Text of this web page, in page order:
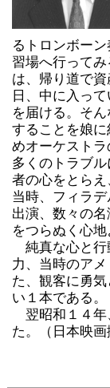
るトロンボー
習場へ行って
は、帰り道で
日、中に入っ
を届ける。そ
することを娘
めオーケスト
多くのトラブ
者の心をとら
当時、フィラ
出演、数々の
をつらぬく心
純真な心と行
力、当時のア
た、観客に勇
い１本である。
翌昭和１４年
た。（日本映